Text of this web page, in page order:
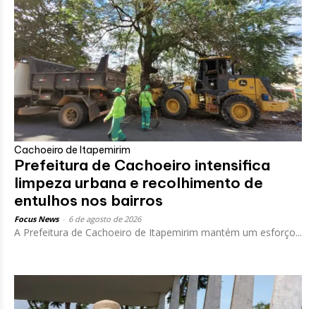
Cachoeiro de Itapemirim
Prefeitura de Cachoeiro intensifica
limpeza urbana e recolhimento de
entulhos nos bairros
Focus News 6 de agosto de 2026
A Prefeitura de Cachoeiro de Itapemirim mantém um esforço...